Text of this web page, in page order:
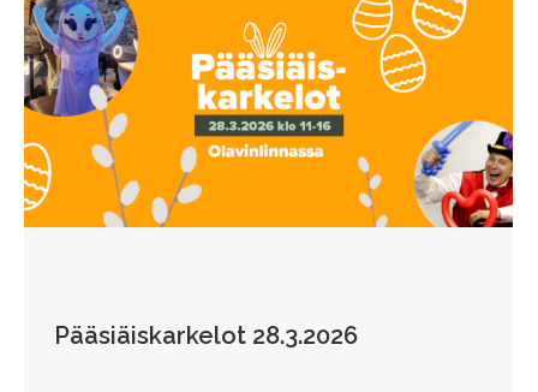
Pääsiäiskarkelot 28.3.2026